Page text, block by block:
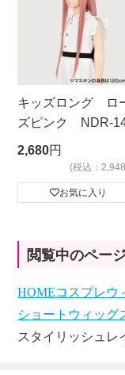
キッズロング ロ
ズピンク NDR-
2,680円
(税込：
お気に入り
閲覧中のペー
HOMEコスプレウ
ショートウィッグ
スタイリッシュ